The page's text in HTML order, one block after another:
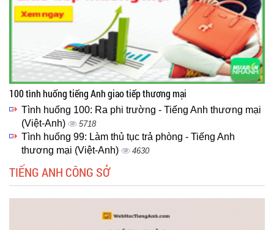
100 tình huống tiếng Anh giao tiếp thương mại
Tình huống 100: Ra phi trường - Tiếng Anh thương mại
(Việt-Anh)
5718
Tình huống 99: Làm thủ tục trả phòng - Tiếng Anh
thương mại (Việt-Anh)
4630
TIẾNG ANH CÔNG SỞ